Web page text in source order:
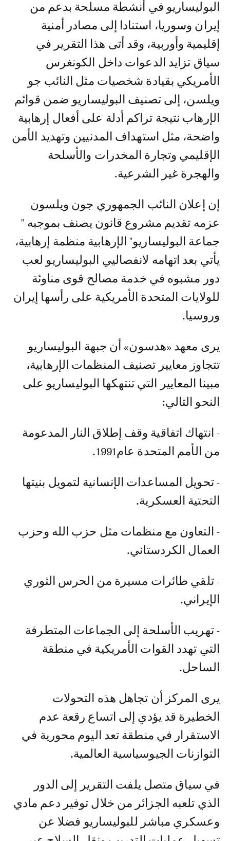
البوليساريو في أنشطة مسلحة بدعم من
إيران وسوريا، استنادا إلى مصادر أمنية
إقليمية وأوربية، وقد أتى هذا التقرير في
سياق تزايد الدعوات داخل الكونغرس
الأمريكي بقيادة شخصيات مثل النائب جو
ويلسن، إلى تصنيف البوليساريو ضمن قوائم
الإرهاب نتيجة تراكم أدلة على أفعال إرهابية
واضحة، مثل استهداف المدنيين وتهديد الأمن
الإقليمي وتجارة المخدرات والأسلحة
والهجرة غير الشرعية.‎
إن إعلان النائب الجمهوري جون ويلسون
عزمه تقديم مشروع قانون يصنف بموجبه "
جماعة البوليساريو" الإرهابية منظمة إرهابية،
يأتي بعد اتهامه لانفصاليي البوليساريو لعب
دور مشبوه في خدمة مصالح قوى مناوئة
للولايات المتحدة الأمريكية على رأسها إيران
وروسيا.
‎يرى معهد «هدسون» أن جبهة البوليساريو
تتجاوز معايير تصنيف المنظمات الإرهابية،
مبينا المعايير التي تنتهكها البوليساريو على
النحو التالي:
- انتهاك اتفاقية وقف إطلاق النار المدعومة
من الأمم المتحدة عام1991.‎
- تحويل المساعدات الإنسانية لتمويل بنيتها
التحتية العسكرية.‎
- التعاون مع منظمات مثل حزب الله وحزب
العمال الكردستاني.
- تلقي طائرات مسيرة من الحرس الثوري
الإيراني.
- تهريب الأسلحة إلى الجماعات المتطرفة
التي تهدد القوات الأمريكية في منطقة
الساحل.‎
يرى المركز أن تجاهل هذه التحولات
الخطيرة قد يؤدي إلى اتساع رقعة عدم
الاستقرار في منطقة تعد اليوم محورية في
التوازنات الجيوسياسية العالمية.‎
في سياق متصل يلفت التقرير إلى الدور
الذي تلعبه الجزائر من خلال توفير دعم مادي
وعسكري مباشر للبوليساريو فضلا عن